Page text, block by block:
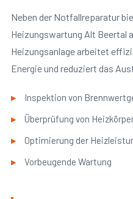
Neben der Notfallreparatur
Heizungswartung Alt Beertal
Heizungsanlage arbeitet
Energie und reduziert das
Inspektion von
Überprüfung von
Optimierung der
Vorbeugende Wartung